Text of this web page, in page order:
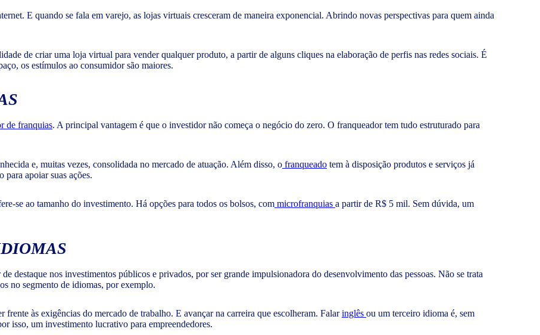
E quando se fala em varejo, as lojas virtuais cresceram de maneira exponencial. Abrindo novas perspectivas para quem ainda
de criar uma loja virtual para vender qualquer produto, a partir de alguns cliques na elaboração de perfis nas redes sociais. É
os estímulos ao consumidor são maiores.
de franquias. A principal vantagem é que o investidor não começa o negócio do zero. O franqueador tem tudo estruturado para
e, muitas vezes, consolidada no mercado de atuação. Além disso, o franqueado tem à disposição produtos e serviços já
para apoiar suas ações.
se ao tamanho do investimento. Há opções para todos os bolsos, com microfranquias a partir de R$ 5 mil. Sem dúvida, um
destaque nos investimentos públicos e privados, por ser grande impulsionadora do desenvolvimento das pessoas. Não se trata
no segmento de idiomas, por exemplo.
frente às exigências do mercado de trabalho. E avançar na carreira que escolheram. Falaringlês ou um terceiro idioma é, sem
isso, um investimento lucrativo para empreendedores.